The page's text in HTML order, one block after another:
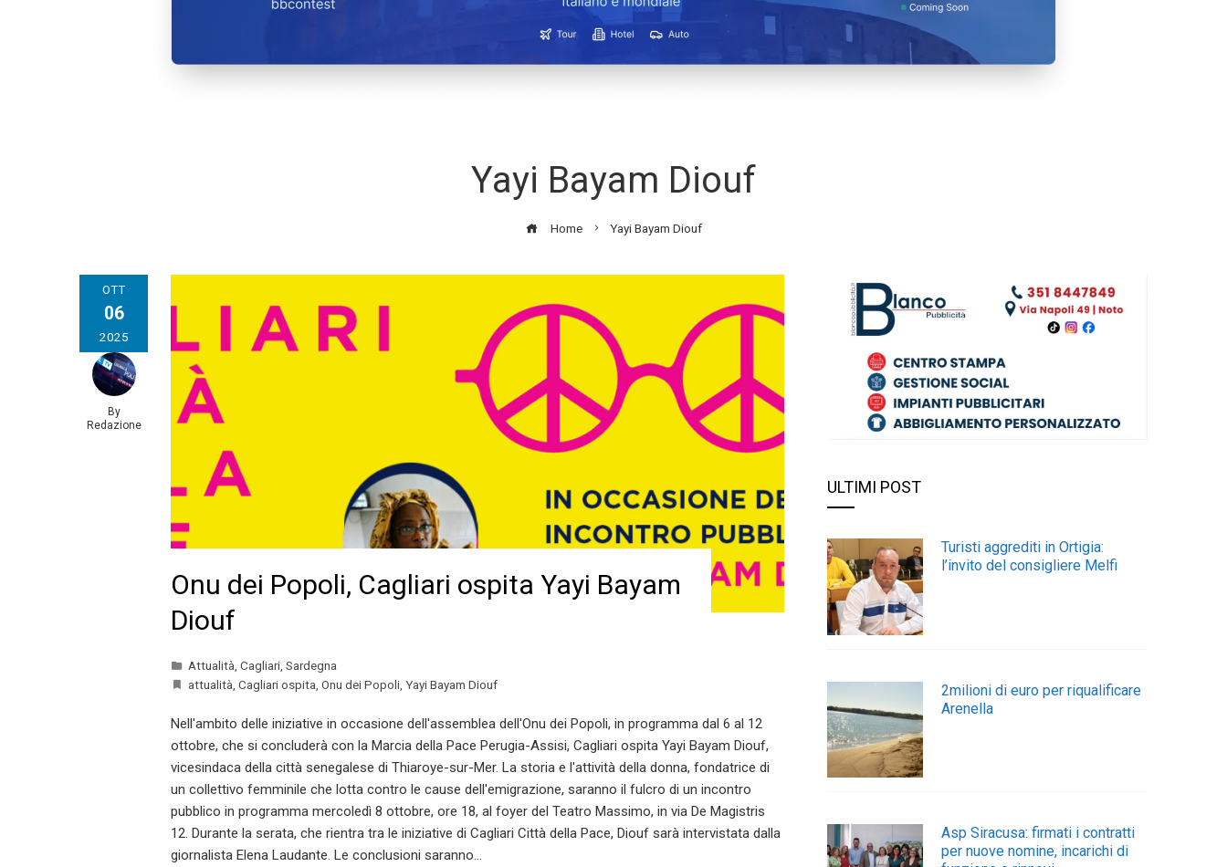
Yayi Bayam Diouf
Home Yayi Bayam Diouf
OTT
06
2025
By
Redazione
Onu dei Popoli, Cagliari ospita Yayi Bayam
Diouf
Attualità Cagliari Sardegna
attualità Cagliari ospita Onu dei Popoli Yayi Bayam Diouf
Nell'ambito delle iniziative in occasione dell'assemblea dell'Onu dei Popoli, in programma dal 6 al 12
ottobre, che si concluderà con la Marcia della Pace Perugia-Assisi, Cagliari ospita Yayi Bayam Diouf,
vicesindaca della città senegalese di Thiaroye-sur-Mer. La storia e l'attività della donna, fondatrice di
un collettivo femminile che lotta contro le cause dell'emigrazione, saranno il fulcro di un incontro
pubblico in programma mercoledì 8 ottobre, ore 18, al foyer del Teatro Massimo, in via De Magistris
12. Durante la serata, che rientra tra le iniziative di Cagliari Città della Pace, Diouf sarà intervistata dalla
giornalista Elena Laudante. Le conclusioni saranno…
ULTIMI POST
Turisti aggrediti in Ortigia:
l’invito del consigliere Melfi
2milioni di euro per riqualificare
Arenella
Asp Siracusa: firmati i contratti
per nuove nomine, incarichi di